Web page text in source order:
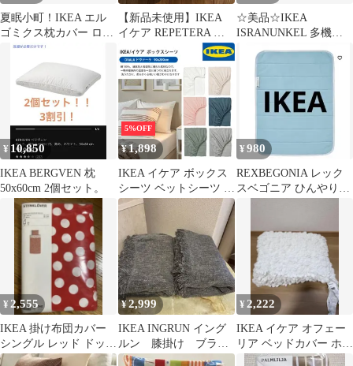
夏眠小町！IKEA エル
ゴミクス枕カバー ロー
センシェールム
33×50×2新品
【新品未使用】IKEA
イケア REPETERA 掛
け布団カバー 枕カバー
☆美品☆IKEA
ISRANUNKEL 多機能
¥ 10,850
IKEA BERGVEN 枕
50x60cm 2個セット。
5%OFF
¥1,898
IKEA イケア ボックス
シーツ ベットシーツ 綿
100％ DVALA ドヴァー
ラ シングル ベットカバ
ー 寝具カバー マットレ
ス シーツ 90cm×200cm
北欧 LT-033
¥ 980
REXBEGONIA レック
スベゴニア ひんやり冷
¥2,555
IKEA 掛け布団カバー
シングル レッド ドット
柄
¥2,999
IKEA INGRUN イング
ルン 膝掛け ブラン
ケット 2枚 グレー
¥2,222
IKEA イケア オフェー
リア ベッドカバー ホワ
イト